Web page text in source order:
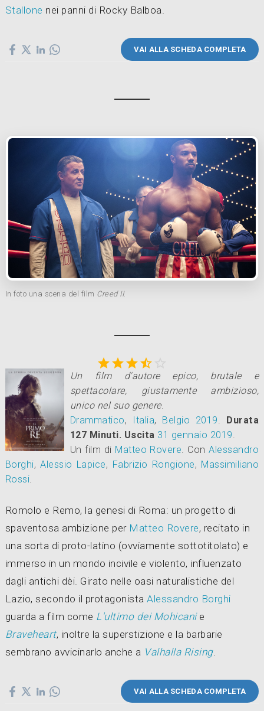
Stallone nei panni di Rocky Balboa.
VAI ALLA SCHEDA COMPLETA
In foto una scena del film Creed II.

Un film d'autore epico, brutale e
spettacolare, giustamente ambizioso,
unico nel suo genere.
Drammatico, Italia, Belgio 2019
Durata
127 Minuti. Uscita 31 gennaio 2019
Un film di Matteo Rovere ConAlessandro
Borghi,Alessio Lapice, Fabrizio Rongione, Massimiliano
Rossi
Romolo e Remo, la genesi di Roma: un progetto di
spaventosa ambizione per Matteo Rovere, recitato in
una sorta di proto-latino (ovviamente sottotitolato) e
immerso in un mondo incivile e violento, influenzato
dagli antichi dèi. Girato nelle oasi naturalistiche del
Lazio, secondo il protagonistaAlessandro Borghi
guarda a film come L'ultimo dei Mohicanie
Braveheart, inoltre la superstizione e la barbarie
sembrano avvicinarlo anche a Valhalla Rising.
VAI ALLA SCHEDA COMPLETA